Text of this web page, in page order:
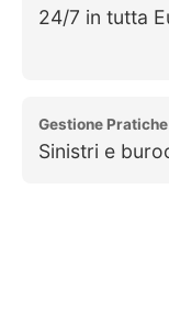
24/7 in tutta
Gestione Pratiche
Sinistri e